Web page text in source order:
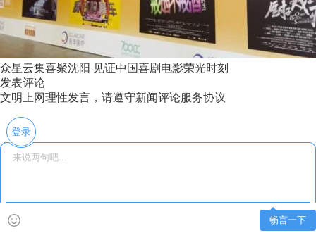
众星云集喜聚沈阳 见证中国喜剧电影荣光时刻
发表评论
文明上网理性发言，请遵守新闻评论服务协议
登录
畅言一下